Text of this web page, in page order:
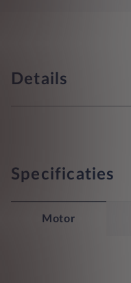
Details
Specificaties
Motor